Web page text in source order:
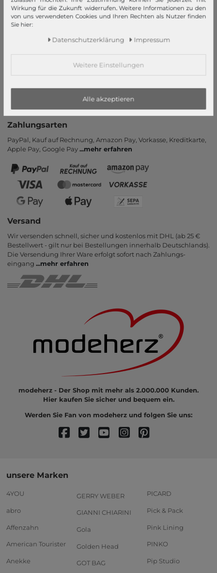
Informationen
Kontakt
Rücksendung
Newsletter
Zahlungsarten
PayPal, Kauf auf Rechnung, Amazon Pay, Vor­kasse, Kredit­karte,
Apple Pay, Google Pay...mehr erfahren
Versand
Wir versenden schnell, sicher und kostenlos mit DHL (ab 25 €
Bestell­wert - gilt nur bei Bestel­lungen inner­halb Deutsch­lands).
Die Ver­sendung Ihrer Ware er­folgt sofort nach Zahlungs­
eingang ...mehr erfahren
modeherz - Der Shop mit mehr als 2.000.000 Kunden.
Hier kaufen Sie sicher und bequem ein.
Werden Sie Fan von modeherz und folgen Sie uns:
unsere Marken
4YOU
abro
Affenzahn
American Tourister
Anekke
GERRY WEBER
GIANNI CHIARINI
Gola
Golden Head
GOT BAG
PICARD
Pick & Pack
Pink Lining
PINKO
Pip Studio
Wirkung für die Zukunft widerrufen. Weitere Informationen zu den
von uns verwendeten Cookies und Ihren Rechten als Nutzer finden
Sie hier:
Daten­schutz­erklärung Impressum
Weitere Einstellungen
Alle akzeptieren